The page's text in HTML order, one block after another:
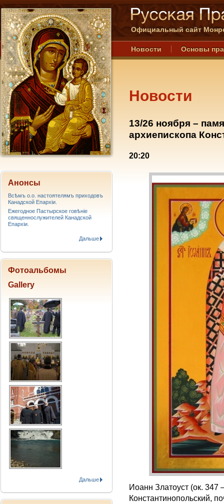
Официальный сайт
Новости Основы
Новости
13/26 ноября –
архиепископа
20:20
Иоанн Златоуст (ок.
Константинопольский,
Анонсы
Всѣмъ о.о. настоятелямъ приходовъ
Канадской Епархiи.
Ежегодное Пастырское говѣніе
священнослужителей Канадской
Епархіи.
Дальше
Фотоальбомы
Gallery
Дальше